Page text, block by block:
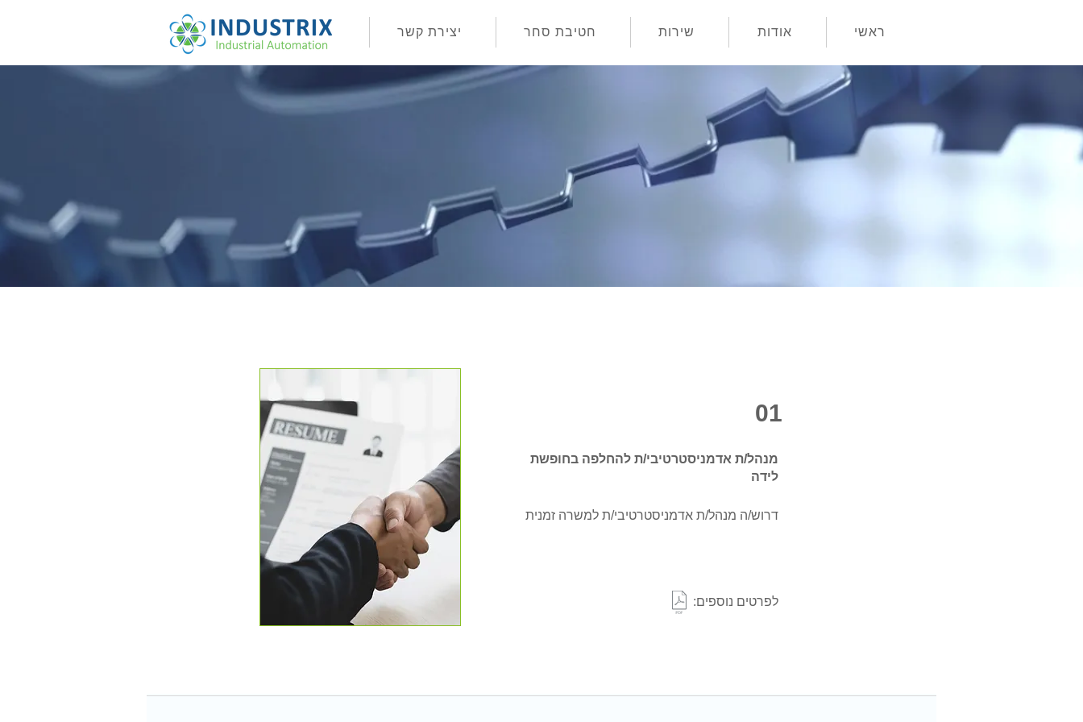
ראשי אודות שירות חטיבת סחר יצירת קשר
משרות
01
מנהל/ת אדמניסטרטיבי/ת להחלפה בחופשת
לידה
דרוש/ה מנהל/ת אדמניסטרטיבי/ת למשרה זמנית
לפרטים נוספים: